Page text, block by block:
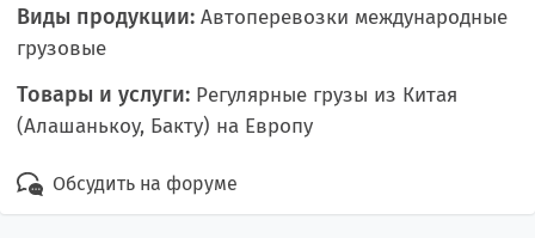
Виды продукции: Автоперевозки международные
грузовые
Товары и услуги: Регулярные грузы из Китая
(Алашанькоу, Бакту) на Европу
Обсудить на форуме